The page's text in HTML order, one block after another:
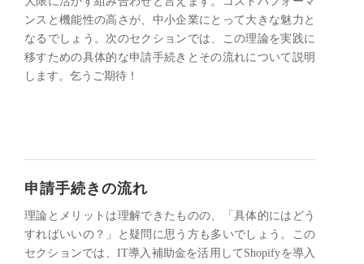
ンスと機能性の高さが、中小企業にとって大きな魅力と
なるでしょう。次のセクションでは、この理論を実践に
移すための具体的な申請手続きとその流れについて説明
します。乞うご期待！
申請手続きの流れ
理論とメリットは理解できたものの、「具体的にはどう
すればいいの？」と疑問に思う方も多いでしょう。この
セクションでは、IT導入補助金を活用してShopifyを導入